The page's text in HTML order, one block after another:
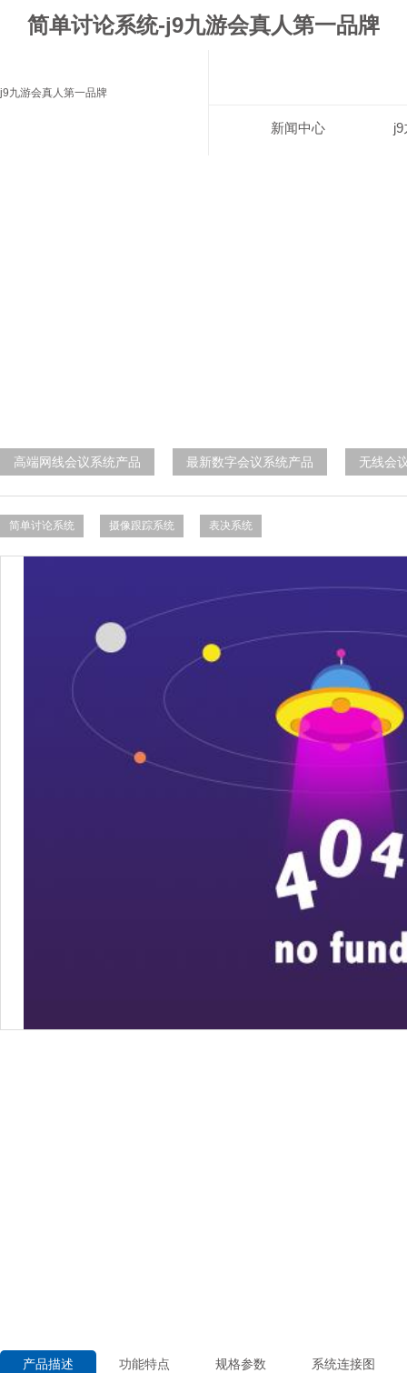
简单讨论系统-j9九游会真人第一品牌
j9九游会真人第一品牌
新闻中心
高端网线会议系统产品 最新数字会议系统产品 无线会
简单讨论系统 摄像跟踪系统 表决系统
产品描述 功能特点 规格参数 系统连接图